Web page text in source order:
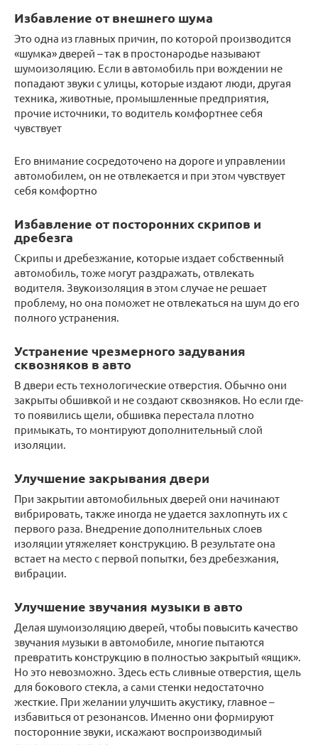
Избавление от внешнего шума
Это одна из главных причин, по которой производится
«шумка» дверей – так в простонародье называют
шумоизоляцию. Если в автомобиль при вождении не
попадают звуки с улицы, которые издают люди, другая
техника, животные, промышленные предприятия,
прочие источники, то водитель комфортнее себя
чувствует
Его внимание сосредоточено на дороге и управлении
автомобилем, он не отвлекается и при этом чувствует
себя комфортно
Избавление от посторонних скрипов и
дребезга
Скрипы и дребезжание, которые издает собственный
автомобиль, тоже могут раздражать, отвлекать
водителя. Звукоизоляция в этом случае не решает
проблему, но она поможет не отвлекаться на шум до его
полного устранения.
Устранение чрезмерного задувания
сквозняков в авто
В двери есть технологические отверстия. Обычно они
закрыты обшивкой и не создают сквозняков. Но если где-
то появились щели, обшивка перестала плотно
примыкать, то монтируют дополнительный слой
изоляции.
Улучшение закрывания двери
При закрытии автомобильных дверей они начинают
вибрировать, также иногда не удается захлопнуть их с
первого раза. Внедрение дополнительных слоев
изоляции утяжеляет конструкцию. В результате она
встает на место с первой попытки, без дребезжания,
вибрации.
Улучшение звучания музыки в авто
Делая шумоизоляцию дверей, чтобы повысить качество
звучания музыки в автомобиле, многие пытаются
превратить конструкцию в полностью закрытый «ящик».
Но это невозможно. Здесь есть сливные отверстия, щель
для бокового стекла, а сами стенки недостаточно
жесткие. При желании улучшить акустику, главное –
избавиться от резонансов. Именно они формируют
посторонние звуки, искажают воспроизводимый